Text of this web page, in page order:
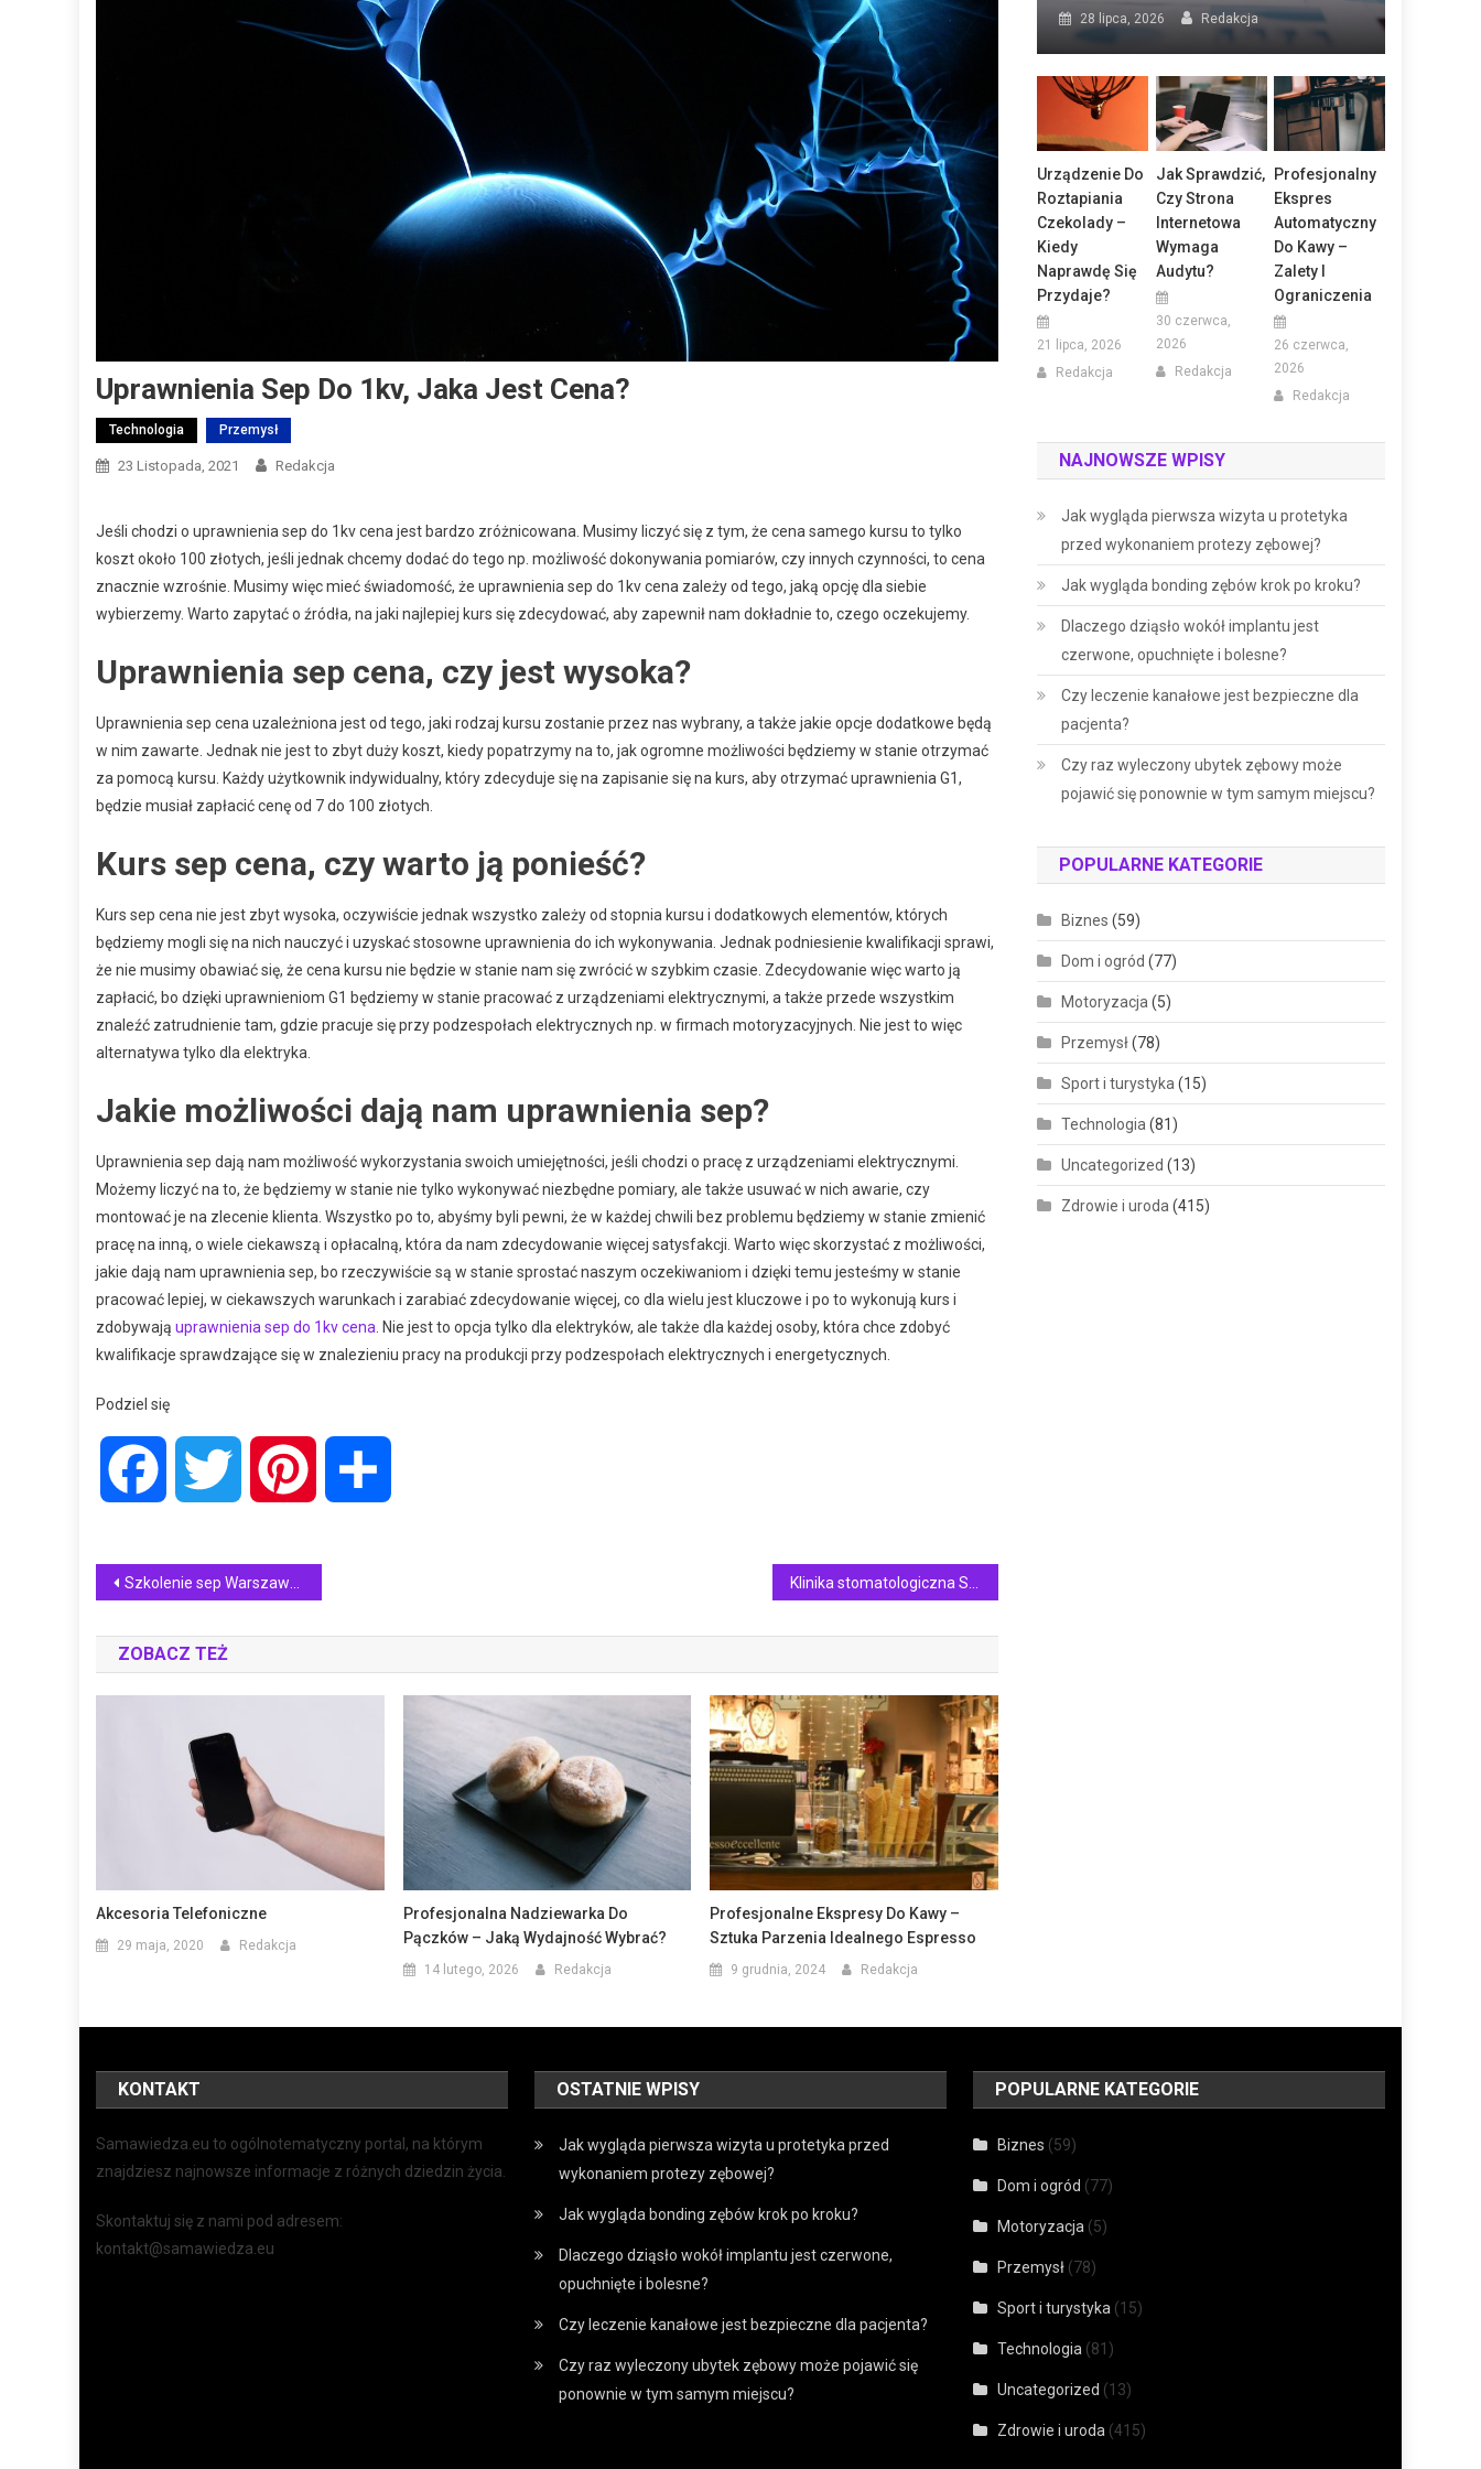
Uprawnienia Sep Do 1kv, Jaka Jest Cena?
Technologia Przemysł
23 Listopada, 2021 Redakcja
Jeśli chodzi o uprawnienia sep do 1kv cena jest bardzo zróżnicowana. Musimy liczyć się z tym, że cena samego kursu to tylko
koszt około 100 złotych, jeśli jednak chcemy dodać do tego np. możliwość dokonywania pomiarów, czy innych czynności, to cena
znacznie wzrośnie. Musimy więc mieć świadomość, że uprawnienia sep do 1kv cena zależy od tego, jaką opcję dla siebie
wybierzemy. Warto zapytać o źródła, na jaki najlepiej kurs się zdecydować, aby zapewnił nam dokładnie to, czego oczekujemy.
Uprawnienia sep cena, czy jest wysoka?
Uprawnienia sep cena uzależniona jest od tego, jaki rodzaj kursu zostanie przez nas wybrany, a także jakie opcje dodatkowe będą
w nim zawarte. Jednak nie jest to zbyt duży koszt, kiedy popatrzymy na to, jak ogromne możliwości będziemy w stanie otrzymać
za pomocą kursu. Każdy użytkownik indywidualny, który zdecyduje się na zapisanie się na kurs, aby otrzymać uprawnienia G1,
będzie musiał zapłacić cenę od 7 do 100 złotych.
Kurs sep cena, czy warto ją ponieść?
Kurs sep cena nie jest zbyt wysoka, oczywiście jednak wszystko zależy od stopnia kursu i dodatkowych elementów, których
będziemy mogli się na nich nauczyć i uzyskać stosowne uprawnienia do ich wykonywania. Jednak podniesienie kwalifikacji sprawi,
że nie musimy obawiać się, że cena kursu nie będzie w stanie nam się zwrócić w szybkim czasie. Zdecydowanie więc warto ją
zapłacić, bo dzięki uprawnieniom G1 będziemy w stanie pracować z urządzeniami elektrycznymi, a także przede wszystkim
znaleźć zatrudnienie tam, gdzie pracuje się przy podzespołach elektrycznych np. w firmach motoryzacyjnych. Nie jest to więc
alternatywa tylko dla elektryka.
Jakie możliwości dają nam uprawnienia sep?
Uprawnienia sep dają nam możliwość wykorzystania swoich umiejętności, jeśli chodzi o pracę z urządzeniami elektrycznymi.
Możemy liczyć na to, że będziemy w stanie nie tylko wykonywać niezbędne pomiary, ale także usuwać w nich awarie, czy
montować je na zlecenie klienta. Wszystko po to, abyśmy byli pewni, że w każdej chwili bez problemu będziemy w stanie zmienić
pracę na inną, o wiele ciekawszą i opłacalną, która da nam zdecydowanie więcej satysfakcji. Warto więc skorzystać z możliwości,
jakie dają nam uprawnienia sep, bo rzeczywiście są w stanie sprostać naszym oczekiwaniom i dzięki temu jesteśmy w stanie
pracować lepiej, w ciekawszych warunkach i zarabiać zdecydowanie więcej, co dla wielu jest kluczowe i po to wykonują kurs i
zdobywają uprawnienia sep do 1kv cena . Nie jest to opcja tylko dla elektryków, ale także dla każdej osoby, która chce zdobyć
kwalifikacje sprawdzające się w znalezieniu pracy na produkcji przy podzespołach elektrycznych i energetycznych.
Podziel się
Facebook Twitter Pinterest
Nawigacja
wpisu
Szkolenie sep Warszawa, jak je wykonać?
ZOBACZ TEŻ
Akcesoria Telefoniczne
29 maja, 2020 Redakcja
Profesjonalna Nadziewarka Do
Pączków – Jaką Wydajność Wybrać?
14 lutego, 2026 Redakcja
Profesjonalne Ekspresy Do Kawy –
Sztuka Parzenia Idealnego Espresso
9 grudnia, 2024 Redakcja
28 lipca, 2026 Redakcja
Urządzenie Do
Roztapiania
Czekolady –
Kiedy
Naprawdę Się
Przydaje?
21 lipca, 2026
Redakcja
Jak Sprawdzić,
Czy Strona
Internetowa
Wymaga
Audytu?
30 czerwca,
2026
Redakcja
Profesjonalny
Ekspres
Automatyczny
Do Kawy –
Zalety I
Ograniczenia
26 czerwca,
2026
Redakcja
NAJNOWSZE WPISY
Jak wygląda pierwsza wizyta u protetyka
przed wykonaniem protezy zębowej?
Jak wygląda bonding zębów krok po kroku?
Dlaczego dziąsło wokół implantu jest
czerwone, opuchnięte i bolesne?
Czy leczenie kanałowe jest bezpieczne dla
pacjenta?
Czy raz wyleczony ubytek zębowy może
pojawić się ponownie w tym samym miejscu?
POPULARNE KATEGORIE
Biznes (59)
Dom i ogród (77)
Motoryzacja(5)
Przemysł(78)
Sport i turystyka(15)
Technologia(81)
Uncategorized (13)
Zdrowie i uroda(415)
KONTAKT
Samawiedza.eu to ogólnotematyczny portal, na którym
znajdziesz najnowsze informacje z różnych dziedzin życia.
Skontaktuj się z nami pod adresem:
kontakt@samawiedza.eu
OSTATNIE WPISY
Jak wygląda pierwsza wizyta u protetyka przed
wykonaniem protezy zębowej?
Jak wygląda bonding zębów krok po kroku?
Dlaczego dziąsło wokół implantu jest czerwone,
opuchnięte i bolesne?
Czy leczenie kanałowe jest bezpieczne dla pacjenta?
Czy raz wyleczony ubytek zębowy może pojawić się
ponownie w tym samym miejscu?
POPULARNE KATEGORIE
Biznes (59)
Dom i ogród (77)
Motoryzacja(5)
Przemysł(78)
Sport i turystyka(15)
Technologia(81)
Uncategorized (13)
Zdrowie i uroda(415)